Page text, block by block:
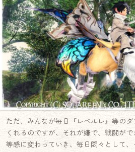
ただ、みんなが毎日『レベルレ』等の
くれるのですが、それが嫌で、戦闘が
等感に変わっていき、毎日悶々として